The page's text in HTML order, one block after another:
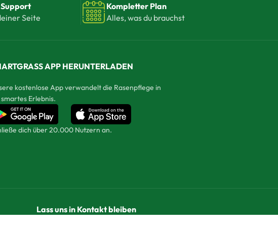
Seite
Kompletter Plan
Alles, was du brauchst
APP HERUNTERLADEN
kostenlose App verwandelt die Rasenpflege in
Erlebnis.
dich über 20.000 Nutzern an.
Lass uns in Kontakt bleiben